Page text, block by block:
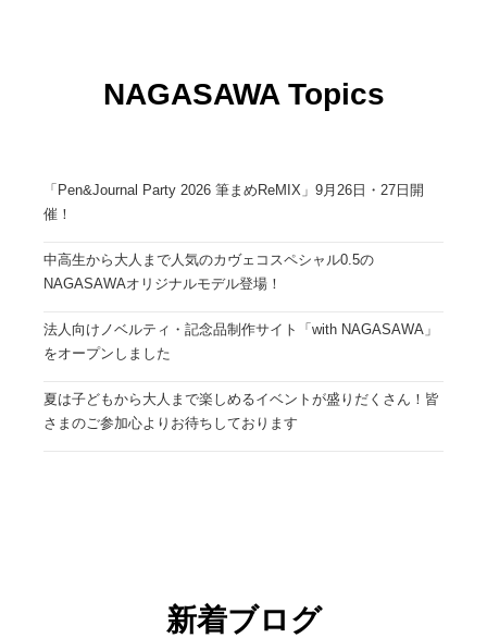
NAGASAWA Topics
「Pen&Journal Party 2026 筆まめReMIX」9月26日・27日開
催！
中高生から大人まで人気のカヴェコスペシャル0.5の
NAGASAWAオリジナルモデル登場！
法人向けノベルティ・記念品制作サイト「with NAGASAWA」
をオープンしました
夏は子どもから大人まで楽しめるイベントが盛りだくさん！皆
さまのご参加心よりお待ちしております
新着ブログ